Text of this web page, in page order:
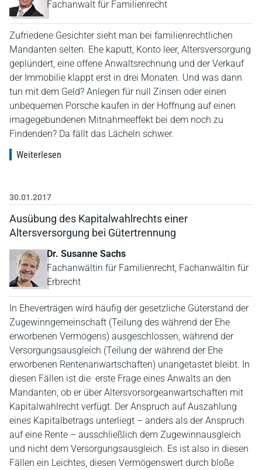
Fachanwalt für Familienrecht
Zufriedene Gesichter sieht man bei familienrechtlichen
Mandanten selten. Ehe kaputt, Konto leer, Altersversorgung
geplündert, eine offene Anwaltsrechnung und der Verkauf
der Immobilie klappt erst in drei Monaten. Und was dann
tun mit dem Geld? Anlegen für null Zinsen oder einen
unbequemen Porsche kaufen in der Hoffnung auf einen
imagegebundenen Mitnahmeeffekt bei dem noch zu
Findenden? Da fällt das Lächeln schwer.
Weiterlesen
30.01.2017
Ausübung des Kapitalwahlrechts einer
Altersversorgung bei Gütertrennung
Dr. Susanne Sachs
Fachanwältin für Familienrecht, Fachanwältin für
Erbrecht
In Eheverträgen wird häufig der gesetzliche Güterstand der
Zugewinngemeinschaft (Teilung des während der Ehe
erworbenen Vermögens) ausgeschlossen, während der
Versorgungsausgleich (Teilung der während der Ehe
erworbenen Rentenanwartschaften) unangetastet bleibt. In
diesen Fällen ist die erste Frage eines Anwalts an den
Mandanten, ob er über Altersvorsorgeanwartschaften mit
Kapitalwahlrecht verfügt. Der Anspruch auf Auszahlung
eines Kapitalbetrags unterliegt – anders als der Anspruch
auf eine Rente – ausschließlich dem Zugewinnausgleich
und nicht dem Versorgungsausgleich. Es ist also in diesen
Fällen ein Leichtes, diesen Vermögenswert durch bloße